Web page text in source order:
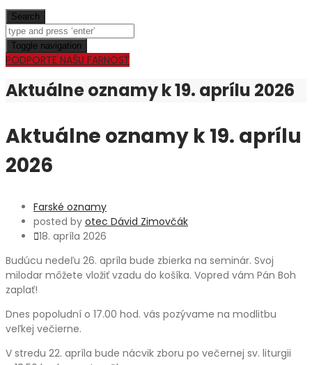
Search
Toggle navigation
PODPORTE NAŠU FARNOSŤ
Aktuálne oznamy k 19. aprílu 2026
Aktuálne oznamy k 19. aprílu
2026
Farské oznamy
posted by otec Dávid Zimovčák
18. apríla 2026
Budúcu nedeľu 26. apríla bude zbierka na seminár. Svoj
milodar môžete vložiť vzadu do košíka. Vopred vám Pán Boh
zaplať!
Dnes popoludní o 17.00 hod. vás pozývame na modlitbu
veľkej večierne.
V stredu 22. apríla bude nácvik zboru po večernej sv. liturgii